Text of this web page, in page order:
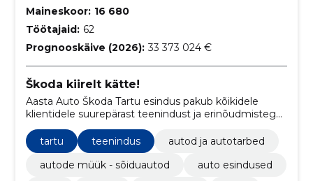
Maineskoor: 16 680
Töötajaid: 62
Prognooskäive (2026): 33 373 024 €
Škoda kiirelt kätte!
Aasta Auto Škoda Tartu esindus pakub kõikidele
klientidele suurepärast teenindust ja erinõudmistega
vastavat varustust. Meil on laos olemas kõik vajalikud
mudelid ja varuosad ning tule proovisõidule, et näha
ja tunda seda erilist Škoda kogemust!
tartu teenindus
autod ja autotarbed
autode müük - sõiduautod
auto esindused